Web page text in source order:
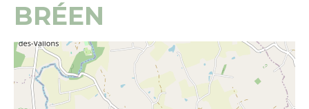
BRÉEN